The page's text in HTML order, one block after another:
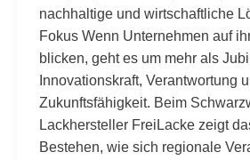
nachhaltige und wirtschaftliche
Fokus Wenn Unternehmen auf
blicken, geht es um mehr als
Innovationskraft, Verantwortung
Zukunftsfähigkeit. Beim
Lackhersteller FreiLacke zeigt
Bestehen, wie sich regionale